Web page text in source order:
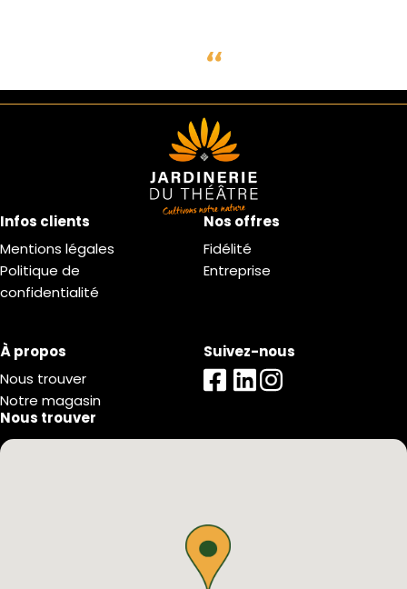
Infos clients
Mentions légales
Politique de
confidentialité
Nos offres
Fidélité
Entreprise
À propos
Nous trouver
Notre magasin
Suivez-nous
Nous trouver